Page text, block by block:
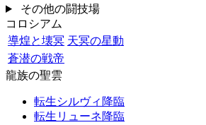
その他の闘技場
コロシアム
導煌と壊冥 天冥の星動
蒼潜の戦帝
龍族の聖雲
転生シルヴィ降臨
転生リューネ降臨